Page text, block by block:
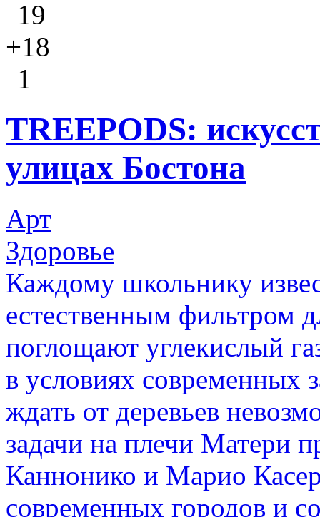
19
+18
1
TREEPODS:
улицах Бостона
Арт
Здоровье
Каждому школьнику
естественным фильтром
поглощают углекислый
в условиях современных
ждать от деревьев
задачи на плечи Матери
Каннонико и Марио
современных городов и